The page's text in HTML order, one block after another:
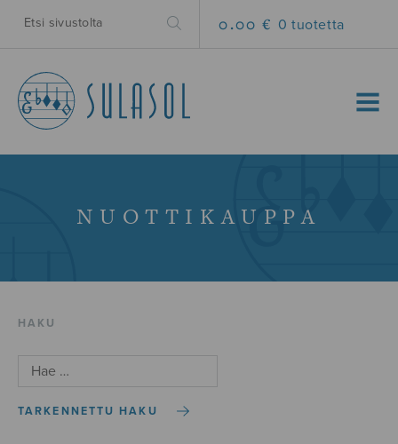
0.00 € 0 tuotetta
MENU
NUOTTIKAUPPA
HAKU
TARKENNETTU HAKU